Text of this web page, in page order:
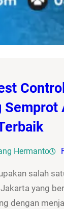
Semprot
Hermanto
salah
yang
dengan